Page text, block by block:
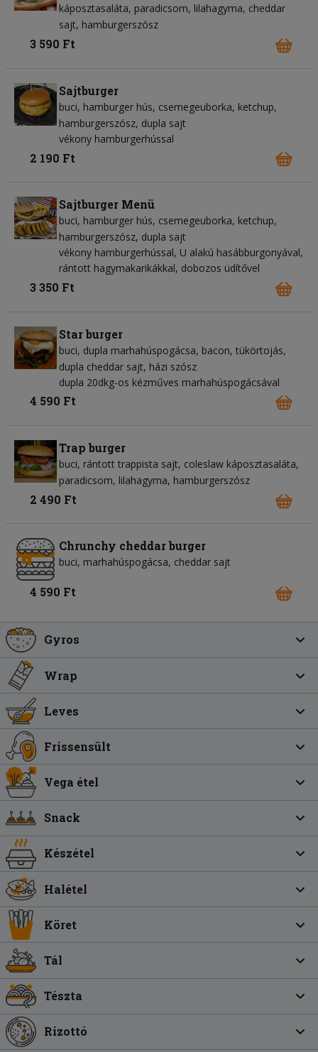
káposztasaláta paradicsom lilahagyma cheddar
sajt hamburgerszósz
3 590 Ft
Sajtburger
buci hamburger hús csemegeuborka ketchup
hamburgerszósz dupla sajt
vékony hamburgerhússal
2 190 Ft
Sajtburger Menü
buci hamburger hús csemegeuborka ketchup
hamburgerszósz dupla sajt
vékony hamburgerhússal, U alakú hasábburgonyával,
rántott hagymakarikákkal, dobozos üdítővel
3 350 Ft
Star burger
buci dupla marhahúspogácsa bacon tükörtojás
dupla cheddar sajt házi szósz
dupla 20dkg-os kézműves marhahúspogácsával
4 590 Ft
Trap burger
buci rántott trappista sajt coleslaw káposztasaláta
paradicsom lilahagyma hamburgerszósz
2 490 Ft
Chrunchy cheddar burger
buci marhahúspogácsa cheddar sajt
4 590 Ft
Gyros
Wrap
Leves
Frissensült
Vega étel
Snack
Készétel
Halétel
Köret
Tál
Tészta
Rizottó